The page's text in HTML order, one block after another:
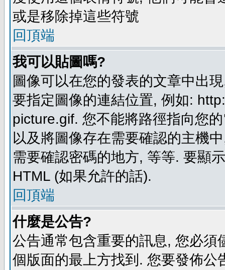
或是移除掉這些符號
回頂端
我可以貼圖嗎?
圖像可以在您的發表的文章中出
要指定圖像的連結位置, 例如:
picture.gif. 您不能將路徑指向您
以及將圖像存在需要確認的主機
需要確認密碼的地方, 等等. 要顯
HTML (如果允許的話).
回頂端
什麼是公告?
公告通常包含重要的訊息, 您必
個版面的最上方找到. 您要發佈